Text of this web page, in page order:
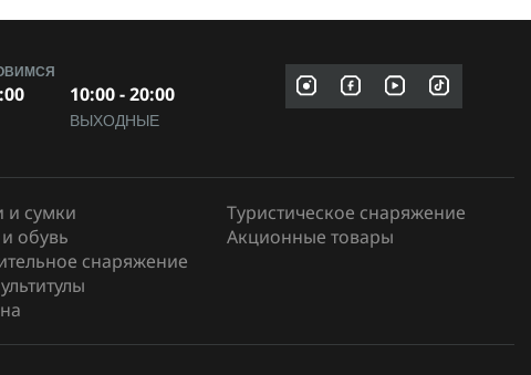
10:00 - 20:00
ВЫХОДНЫЕ
и сумки
обувь
снаряжение
Туристическое снаряжение
Акционные товары